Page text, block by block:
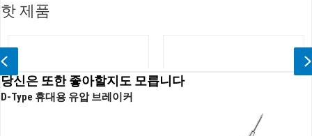
핫 제품
Previous
당신은 또한 좋아할지도 모릅니다
D-Type 휴대용 유압 브레이커